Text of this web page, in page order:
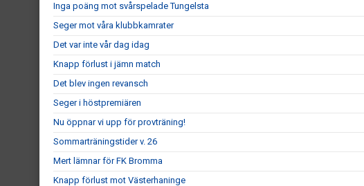
Inga poäng mot svårspelade Tungelsta
Seger mot våra klubbkamrater
Det var inte vår dag idag
Knapp förlust i jämn match
Det blev ingen revansch
Seger i höstpremiären
Nu öppnar vi upp för provträning!
Sommarträningstider v. 26
Mert lämnar för FK Bromma
Knapp förlust mot Västerhaninge